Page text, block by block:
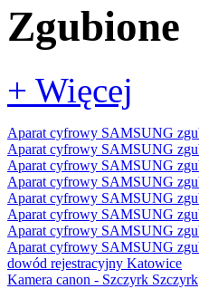
Zgubione
+ Więcej
Aparat cyfrowy SAMSUNG
Aparat cyfrowy SAMSUNG
Aparat cyfrowy SAMSUNG
Aparat cyfrowy SAMSUNG
Aparat cyfrowy SAMSUNG
Aparat cyfrowy SAMSUNG
Aparat cyfrowy SAMSUNG
Aparat cyfrowy SAMSUNG
dowód rejestracyjny Katowice
Kamera canon - Szczyrk Szczyrk